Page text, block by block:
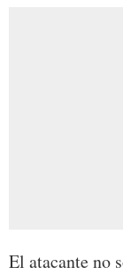
El atacante no